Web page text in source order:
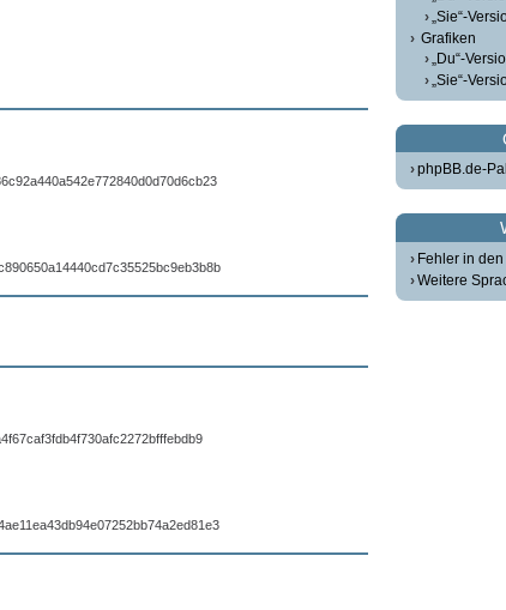
„Sie“-
Grafiken
„Du“-
„Sie“-
phpBB.de-
Fehler in
Weitere